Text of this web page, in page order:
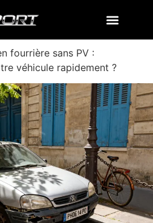
fourrière sans PV :
véhicule rapidement ?